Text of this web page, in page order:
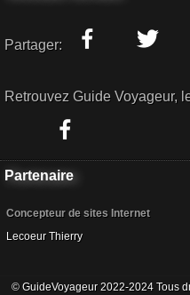
Partager:
Retrouvez Guide Voyageur,
Partenaire
Concepteur de sites Internet
Lecoeur Thierry
© GuideVoyageur 2022-2024 Tous